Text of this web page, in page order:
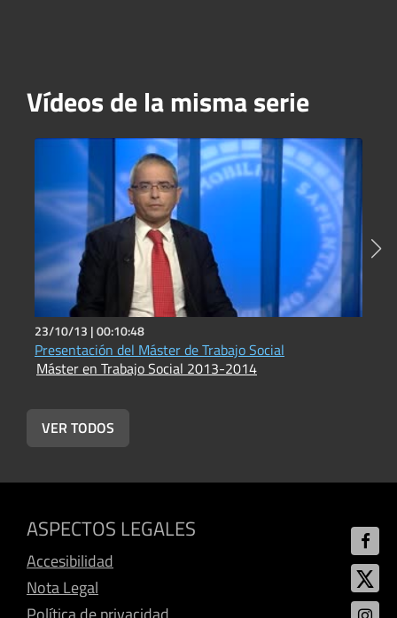
Vídeos de la misma serie
23/10/13 |00:10:48
Presentación del Máster de Trabajo Social
Máster en Trabajo Social 2013-2014
VER TODOS
ASPECTOS LEGALES
Accesibilidad
Nota Legal